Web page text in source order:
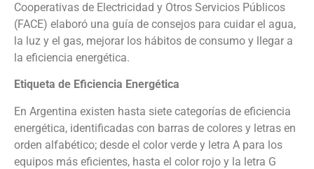
Cooperativas de Electricidad y Otros Servicios Públicos
(FACE) elaboró una guía de consejos para cuidar el agua,
la luz y el gas, mejorar los hábitos de consumo y llegar a
la eficiencia energética.
Etiqueta de Eficiencia Energética
En Argentina existen hasta siete categorías de eficiencia
energética, identificadas con barras de colores y letras en
orden alfabético; desde el color verde y letra A para los
equipos más eficientes, hasta el color rojo y la letra G